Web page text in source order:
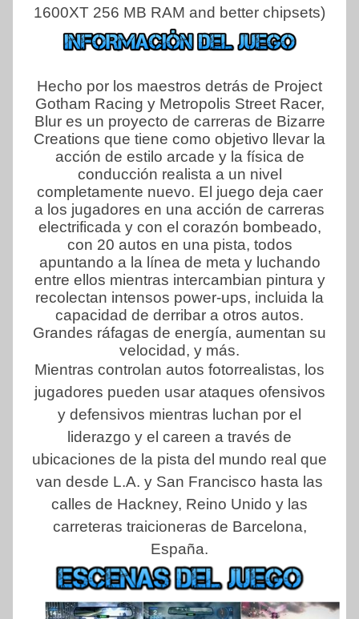
1600XT 256 MB RAM and better chipsets)
Hecho por los maestros detrás de Project
Gotham Racing y Metropolis Street Racer,
Blur es un proyecto de carreras de Bizarre
Creations que tiene como objetivo llevar la
acción de estilo arcade y la física de
conducción realista a un nivel
completamente nuevo. El juego deja caer
a los jugadores en una acción de carreras
electrificada y con el corazón bombeado,
con 20 autos en una pista, todos
apuntando a la línea de meta y luchando
entre ellos mientras intercambian pintura y
recolectan intensos power-ups, incluida la
capacidad de derribar a otros autos.
Grandes ráfagas de energía, aumentan su
velocidad, y más.
Mientras controlan autos fotorrealistas, los
jugadores pueden usar ataques ofensivos
y defensivos mientras luchan por el
liderazgo y el careen a través de
ubicaciones de la pista del mundo real que
van desde L.A. y San Francisco hasta las
calles de Hackney, Reino Unido y las
carreteras traicioneras de Barcelona,
España.